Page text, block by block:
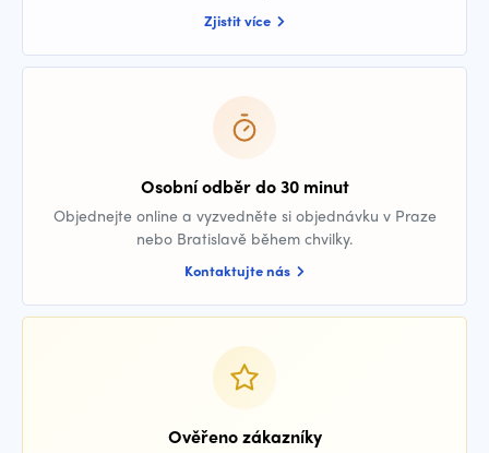
Zjistit více
Osobní odběr do 30 minut
Objednejte online a vyzvedněte si objednávku v Praze
nebo Bratislavě během chvilky.
Kontaktujte nás
Ověřeno zákazníky